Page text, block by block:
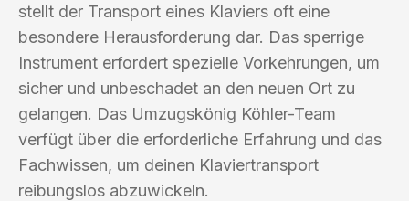
stellt der Transport eines Klaviers oft eine
besondere Herausforderung dar. Das sperrige
Instrument erfordert spezielle Vorkehrungen, um
sicher und unbeschadet an den neuen Ort zu
gelangen. Das Umzugskönig Köhler-Team
verfügt über die erforderliche Erfahrung und das
Fachwissen, um deinen Klaviertransport
reibungslos abzuwickeln.